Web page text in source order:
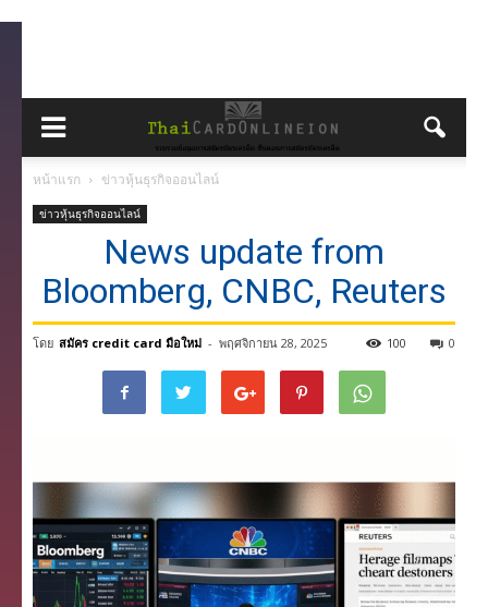
หน้าแรก ข่าวหุ้นธุรกิจออนไลน์
ข่าวหุ้นธุรกิจออนไลน์
News update from
Bloomberg, CNBC, Reuters
โดย สมัคร credit card มือใหม่ - พฤศจิกายน 28, 2025 0
100